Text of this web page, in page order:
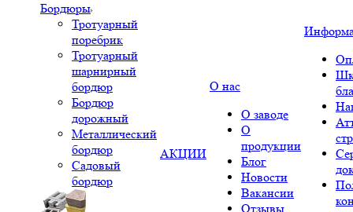
Бордюры
Тротуарный
поребрик
Тротуарный
шарнирный
бордюр
Бордюр
дорожный
Металлический
бордюр
Садовый
бордюр
АКЦИИ
О нас
О заводе
О
продукции
Блог
Новости
Вакансии
Отзывы